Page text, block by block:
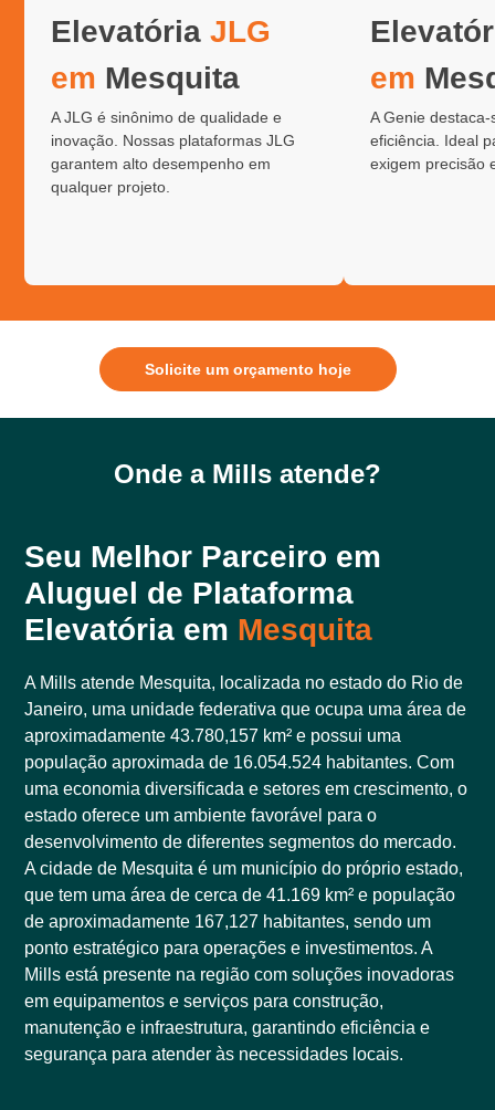
ElevatóriaJLG
em Mesquita
A JLG é sinônimo de qualidade e
inovação. Nossas plataformas JLG
garantem alto desempenho em
qualquer projeto.
em
A Genie
eficiência. Ideal
exigem precisão
Solicite um orçamento hoje
Onde a Mills atende?
Seu Melhor Parceiro em
Aluguel de Plataforma
Elevatória em Mesquita
A Mills atende Mesquita, localizada no estado do Rio de
Janeiro, uma unidade federativa que ocupa uma área de
aproximadamente 43.780,157 km² e possui uma
população aproximada de 16.054.524 habitantes. Com
uma economia diversificada e setores em crescimento, o
estado oferece um ambiente favorável para o
desenvolvimento de diferentes segmentos do mercado.
A cidade de Mesquita é um município do próprio estado,
que tem uma área de cerca de 41.169 km² e população
de aproximadamente 167,127 habitantes, sendo um
ponto estratégico para operações e investimentos. A
Mills está presente na região com soluções inovadoras
em equipamentos e serviços para construção,
manutenção e infraestrutura, garantindo eficiência e
segurança para atender às necessidades locais.